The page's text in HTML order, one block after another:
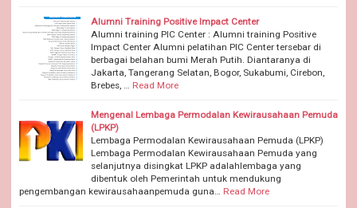
Alumni Training Positive Impact Center
Alumni training PIC Center : Alumni training Positive
Impact Center Alumni pelatihan PIC Center tersebar di
berbagai belahan bumi Merah Putih. Diantaranya di
Jakarta, Tangerang Selatan, Bogor, Sukabumi, Cirebon,
Brebes, … Read More
Mengenal Lembaga Permodalan Kewirausahaan Pemuda
(LPKP)
Lembaga Permodalan Kewirausahaan Pemuda (LPKP)
Lembaga Permodalan Kewirausahaan Pemuda yang
selanjutnya disingkat LPKP adalahlembaga yang
dibentuk oleh Pemerintah untuk mendukung
pengembangan kewirausahaanpemuda guna… Read More